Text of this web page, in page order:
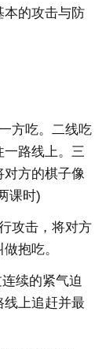
本的攻击与防
方吃。二线吃
一路线上。三
对方的棋子像
课时)
攻击，将对方
抱吃。
续的紧气迫
线上追赶并最